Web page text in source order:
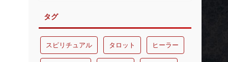
タグ
スピリチュアル タロット ヒーラー